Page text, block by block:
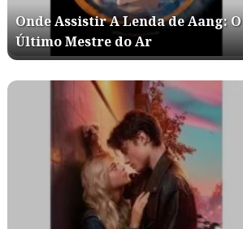
Onde Assistir A Lenda de Aang: O
Último Mestre do Ar